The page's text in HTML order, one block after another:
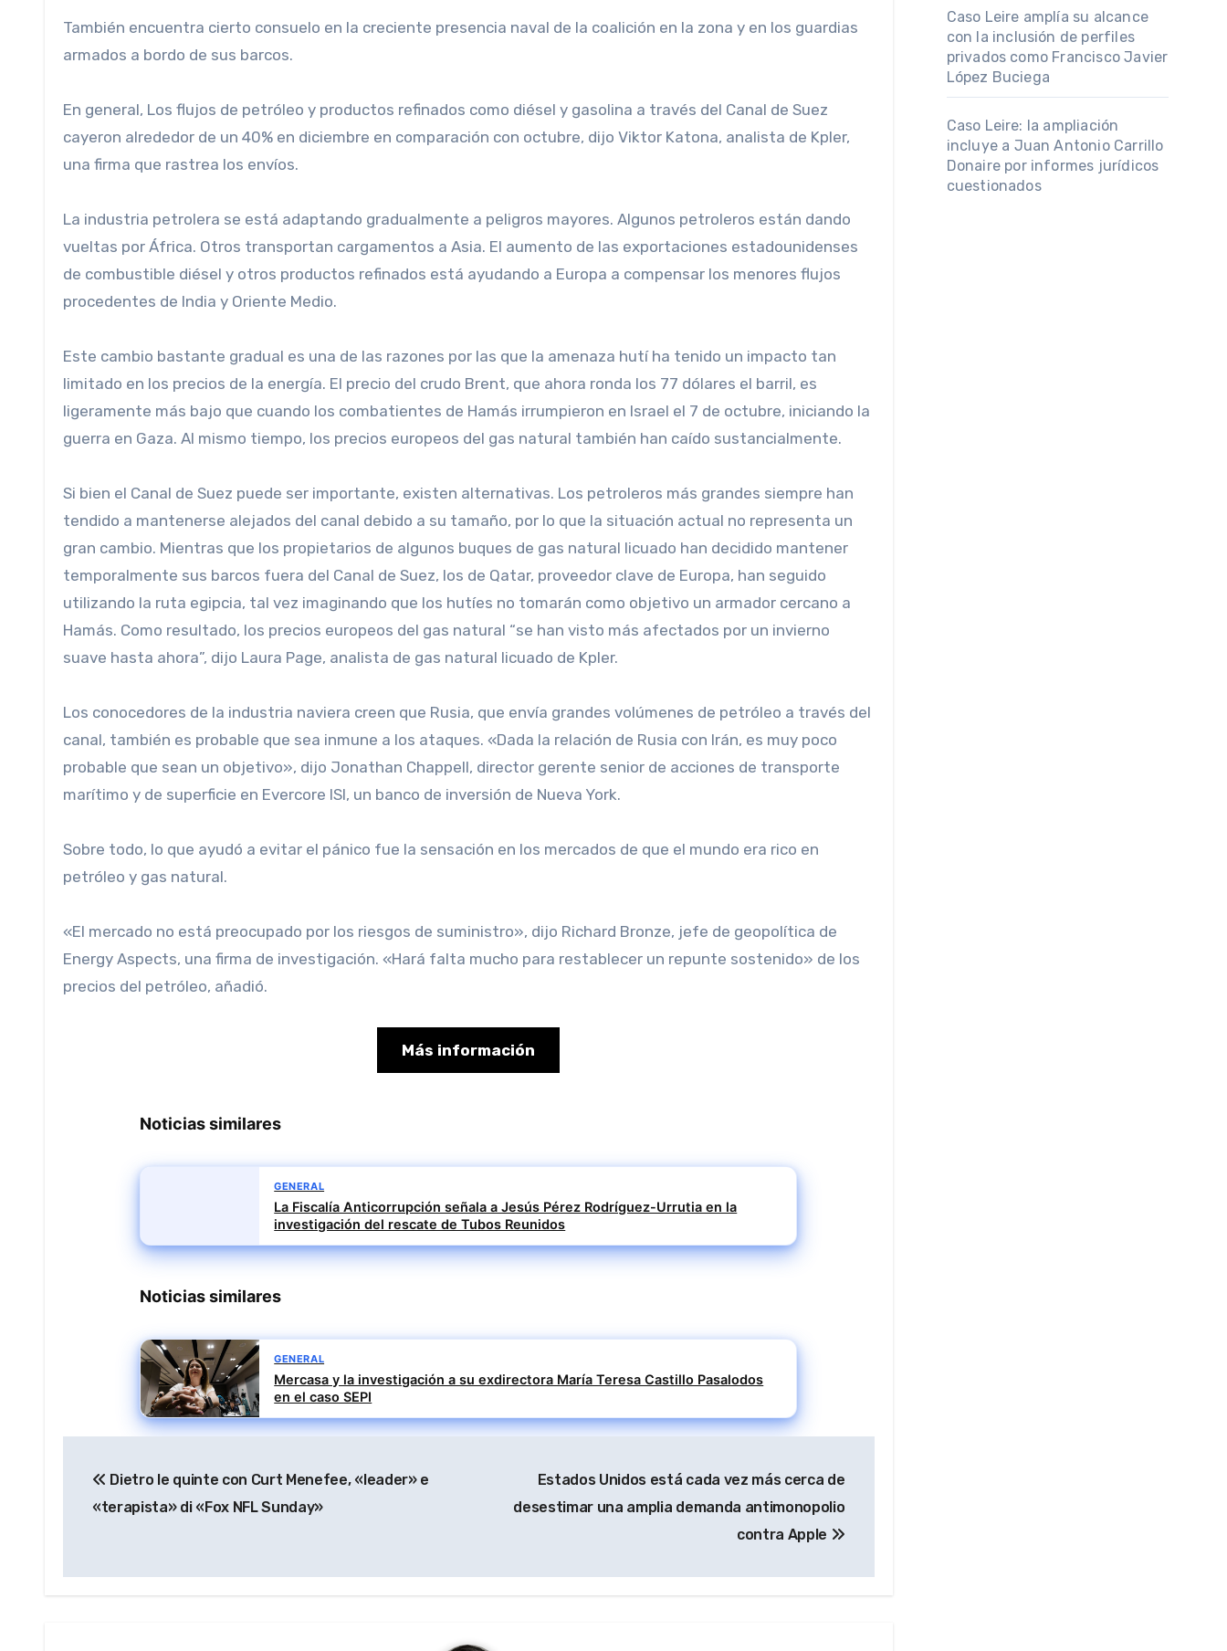
También encuentra cierto consuelo en la creciente presencia naval de la coalición en la zona y en los guardias
armados a bordo de sus barcos.
En general, Los flujos de petróleo y productos refinados como diésel y gasolina a través del Canal de Suez
cayeron alrededor de un 40% en diciembre en comparación con octubre, dijo Viktor Katona, analista de Kpler,
una firma que rastrea los envíos.
La industria petrolera se está adaptando gradualmente a peligros mayores. Algunos petroleros están dando
vueltas por África. Otros transportan cargamentos a Asia. El aumento de las exportaciones estadounidenses
de combustible diésel y otros productos refinados está ayudando a Europa a compensar los menores flujos
procedentes de India y Oriente Medio.
Este cambio bastante gradual es una de las razones por las que la amenaza hutí ha tenido un impacto tan
limitado en los precios de la energía. El precio del crudo Brent, que ahora ronda los 77 dólares el barril, es
ligeramente más bajo que cuando los combatientes de Hamás irrumpieron en Israel el 7 de octubre, iniciando la
guerra en Gaza. Al mismo tiempo, los precios europeos del gas natural también han caído sustancialmente.
Si bien el Canal de Suez puede ser importante, existen alternativas. Los petroleros más grandes siempre han
tendido a mantenerse alejados del canal debido a su tamaño, por lo que la situación actual no representa un
gran cambio. Mientras que los propietarios de algunos buques de gas natural licuado han decidido mantener
temporalmente sus barcos fuera del Canal de Suez, los de Qatar, proveedor clave de Europa, han seguido
utilizando la ruta egipcia, tal vez imaginando que los hutíes no tomarán como objetivo un armador cercano a
Hamás. Como resultado, los precios europeos del gas natural “se han visto más afectados por un invierno
suave hasta ahora”, dijo Laura Page, analista de gas natural licuado de Kpler.
Los conocedores de la industria naviera creen que Rusia, que envía grandes volúmenes de petróleo a través del
canal, también es probable que sea inmune a los ataques. «Dada la relación de Rusia con Irán, es muy poco
probable que sean un objetivo», dijo Jonathan Chappell, director gerente senior de acciones de transporte
marítimo y de superficie en Evercore ISI, un banco de inversión de Nueva York.
Sobre todo, lo que ayudó a evitar el pánico fue la sensación en los mercados de que el mundo era rico en
petróleo y gas natural.
«El mercado no está preocupado por los riesgos de suministro», dijo Richard Bronze, jefe de geopolítica de
Energy Aspects, una firma de investigación. «Hará falta mucho para restablecer un repunte sostenido» de los
precios del petróleo, añadió.
Más información
Noticias similares
GENERAL
La Fiscalía Anticorrupción señala a Jesús Pérez Rodríguez-Urrutia en la
investigación del rescate de Tubos Reunidos
Noticias similares
GENERAL
Mercasa y la investigación a su exdirectora María Teresa Castillo Pasalodos
en el caso SEPI
de
Dietro le quinte con Curt Menefee, «leader» e
«terapista» di «Fox NFL Sunday»
Estados Unidos está cada vez más cerca de
desestimar una amplia demanda antimonopolio
contra Apple
Caso Leire amplía su alcance
con la inclusión de perfiles
privados como Francisco Javier
López Buciega
Caso Leire: la ampliación
incluye a Juan Antonio Carrillo
Donaire por informes jurídicos
cuestionados